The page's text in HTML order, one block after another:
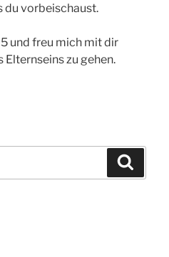
du vorbeischaust.
und freu mich mit dir
Elternseins zu gehen.